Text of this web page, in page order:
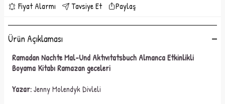
Fiyat Alarmı Tavsiye Et Paylaş
Ürün Açıklaması
Ramadan Nachte Mal-Und Aktıvıtatsbuch Almanca Etkinlikli
Boyama Kitabı Ramazan geceleri
Yazar:Jenny Molendyk Divleli